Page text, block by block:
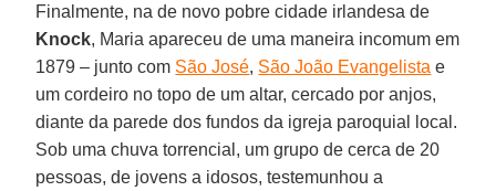
Finalmente, na de novo pobre cidade irlandesa de
Knock, Maria apareceu de uma maneira incomum em
1879 – junto com São José, São João Evangelista e
um cordeiro no topo de um altar, cercado por anjos,
diante da parede dos fundos da igreja paroquial local.
Sob uma chuva torrencial, um grupo de cerca de 20
pessoas, de jovens a idosos, testemunhou a